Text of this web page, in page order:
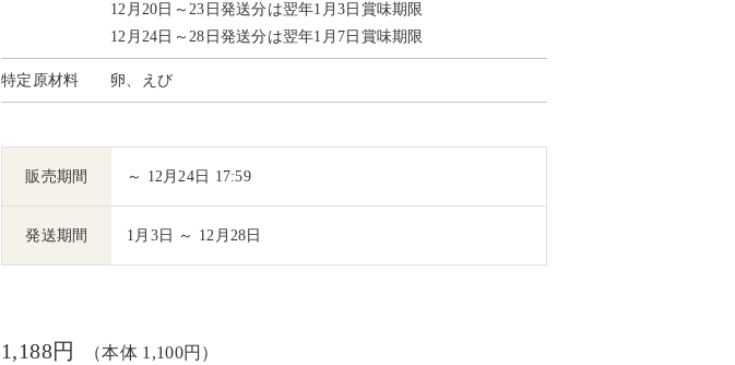
12月20日～23日発送分は翌年1月3日賞味期限
12月24日～28日発送分は翌年1月7日賞味期限
特定原材料 卵、えび
販売期間 ～ 12月24日 17:59
発送期間 1月3日 ～ 12月28日
1,188円 （本体 1,100円）